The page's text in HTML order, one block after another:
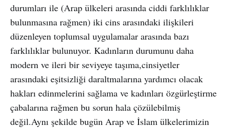
durumları ile (Arap ülkeleri arasında ciddi farklılıklar
bulunmasına rağmen) iki cins arasındaki ilişkileri
düzenleyen toplumsal uygulamalar arasında bazı
farklılıklar bulunuyor. Kadınların durumunu daha
modern ve ileri bir seviyeye taşıma,cinsiyetler
arasındaki eşitsizliği daraltmalarına yardımcı olacak
hakları edinmelerini sağlama ve kadınları özgürleştirme
çabalarına rağmen bu sorun hala çözülebilmiş
değil.Aynı şekilde bugün Arap ve İslam ülkelerimizin